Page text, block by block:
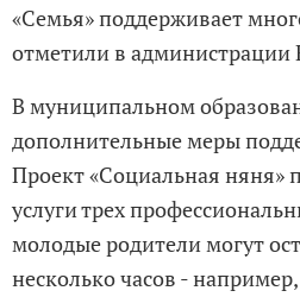
«Семья» поддерживает
отметили в администрации
В муниципальном
дополнительные меры
Проект «Социальная няня»
услуги трех
молодые родители могут
несколько часов -